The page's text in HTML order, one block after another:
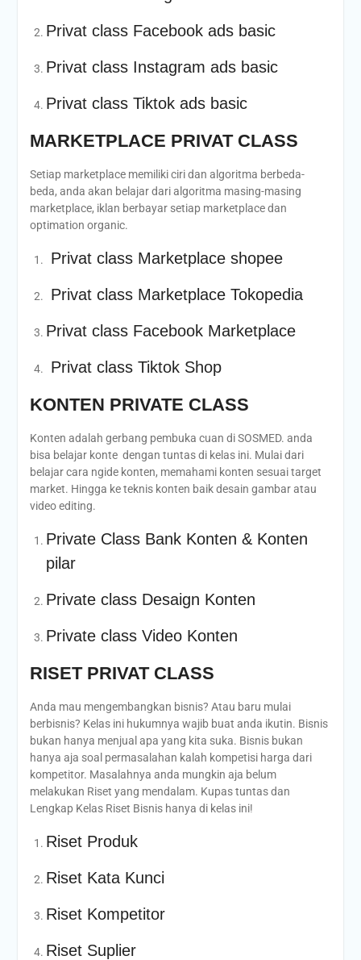
Privat class Facebook ads basic
Privat class Instagram ads basic
Privat class Tiktok ads basic
MARKETPLACE PRIVAT CLASS
Setiap marketplace memiliki ciri dan algoritma berbeda-
beda, anda akan belajar dari algoritma masing-masing
marketplace, iklan berbayar setiap marketplace dan
optimation organic.
Privat class Marketplace shopee
Privat class Marketplace Tokopedia
Privat class Facebook Marketplace
Privat class Tiktok Shop
KONTEN PRIVATE CLASS
Konten adalah gerbang pembuka cuan di SOSMED. anda
bisa belajar konte dengan tuntas di kelas ini. Mulai dari
belajar cara ngide konten, memahami konten sesuai target
market. Hingga ke teknis konten baik desain gambar atau
video editing.
Private Class Bank Konten & Konten
pilar
Private class Desaign Konten
Private class Video Konten
RISET PRIVAT CLASS
Anda mau mengembangkan bisnis? Atau baru mulai
berbisnis? Kelas ini hukumnya wajib buat anda ikutin. Bisnis
bukan hanya menjual apa yang kita suka. Bisnis bukan
hanya aja soal permasalahan kalah kompetisi harga dari
kompetitor. Masalahnya anda mungkin aja belum
melakukan Riset yang mendalam. Kupas tuntas dan
Lengkap Kelas Riset Bisnis hanya di kelas ini!
Riset Produk
Riset Kata Kunci
Riset Kompetitor
Riset Suplier